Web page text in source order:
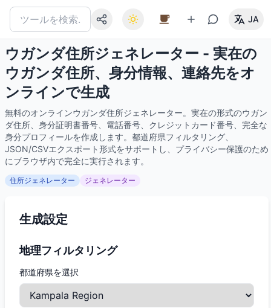
JA
ウガンダ住所ジェネレーター - 実在の
ウガンダ住所、身分情報、連絡先をオ
ンラインで生成
無料のオンラインウガンダ住所ジェネレーター。実在の形式のウガン
ダ住所、身分証明書番号、電話番号、クレジットカード番号、完全な
身分プロフィールを作成します。都道府県フィルタリング、
JSON/CSVエクスポート形式をサポートし、プライバシー保護のため
にブラウザ内で完全に実行されます。
住所ジェネレーター ジェネレーター
生成設定
地理フィルタリング
都道府県を選択